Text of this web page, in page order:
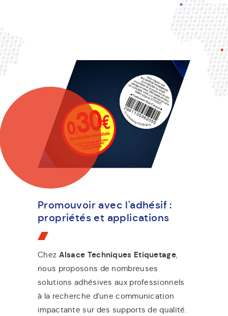
Promouvoir avec l'adhésif :
propriétés et applications
Chez Alsace Techniques Etiquetage,
nous proposons de nombreuses
solutions adhésives aux professionnels
à la recherche d’une communication
impactante sur des supports de qualité.